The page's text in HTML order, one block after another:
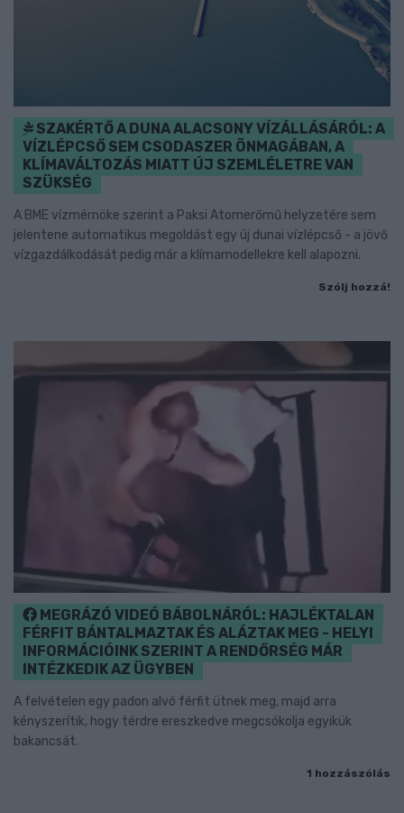
SZAKÉRTŐ A DUNA ALACSONY VÍZÁLLÁSÁRÓL: A
VÍZLÉPCSŐ SEM CSODASZER ÖNMAGÁBAN, A
KLÍMAVÁLTOZÁS MIATT ÚJ SZEMLÉLETRE VAN
SZÜKSÉG
A BME vízmérnöke szerint a Paksi Atomerőmű helyzetére sem
jelentene automatikus megoldást egy új dunai vízlépcső - a jövő
vízgazdálkodását pedig már a klímamodellekre kell alapozni.
Szólj hozzá!
MEGRÁZÓ VIDEÓ BÁBOLNÁRÓL: HAJLÉKTALAN
FÉRFIT BÁNTALMAZTAK ÉS ALÁZTAK MEG - HELYI
INFORMÁCIÓINK SZERINT A RENDŐRSÉG MÁR
INTÉZKEDIK AZ ÜGYBEN
A felvételen egy padon alvó férfit ütnek meg, majd arra
kényszerítik, hogy térdre ereszkedve megcsókolja egyikük
bakancsát.
1 hozzászólás